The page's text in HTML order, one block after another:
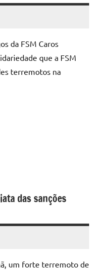
da FSM Caros
que a FSM
terremotos na
das sanções
um forte terremoto de